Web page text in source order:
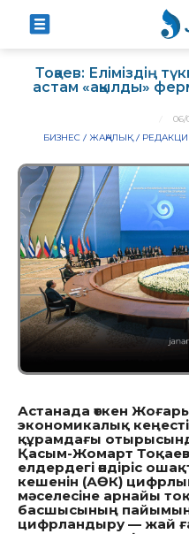
Тоқаев: Еліміздің
астам «ақылды»
06/
БИЗНЕС
ЖАҢАЛЫҚ
Астанада өткен
экономикалық
құрамдағы
Қасым-Жомарт
елдердегі өндіріс
кешенін (АӨК)
мәселесіне арнайы
басшысының
цифрландыру — жай